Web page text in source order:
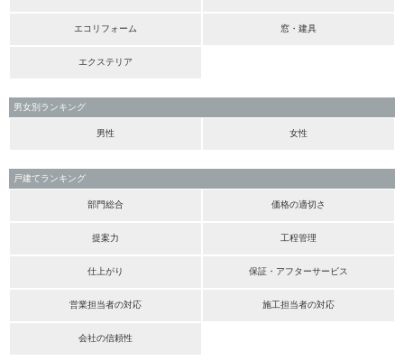
エコリフォーム 窓・建具
エクステリア
男女別ランキング
男性 女性
戸建てランキング
部門総合 価格の適切さ
提案力 工程管理
仕上がり 保証・アフターサービス
営業担当者の対応 施工担当者の対応
会社の信頼性